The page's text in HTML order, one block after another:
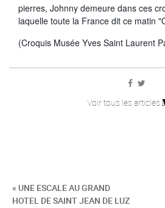
pierres, Johnny demeure dans ces
laquelle toute la France dit ce matin
(Croquis Musée Yves Saint Laurent
Voir tous les articles
« UNE ESCALE AU GRAND
HOTEL DE SAINT JEAN DE LUZ